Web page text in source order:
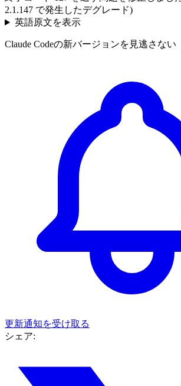
2.1.147 で発生したデグレード)
英語原文を表示
Claude Codeの新バージョンを見逃さない
更新通知を受け取る
シェア: